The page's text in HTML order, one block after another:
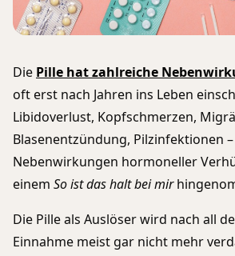
Die Pille hat zahlreiche
oft erst nach Jahren ins Leben
Libidoverlust, Kopfschmerzen,
Blasenentzündung, Pilzinfektionen
Nebenwirkungen hormoneller
einem So ist das halt bei mir
Die Pille als Auslöser wird nach all
Einnahme meist gar nicht mehr